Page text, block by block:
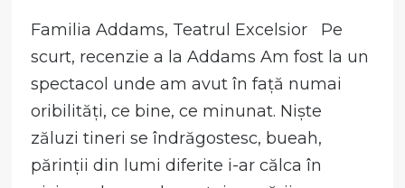
Familia Addams, Teatrul Excelsior Pe
scurt, recenzie a la Addams Am fost la un
spectacol unde am avut în față numai
oribilități, ce bine, ce minunat. Niște
zăluzi tineri se îndrăgostesc, bueah,
părinții din lumi diferite i-ar călca în